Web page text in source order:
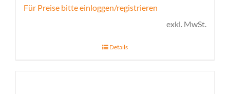
Für Preise bitte einloggen/registrieren
exkl. MwSt.
Details